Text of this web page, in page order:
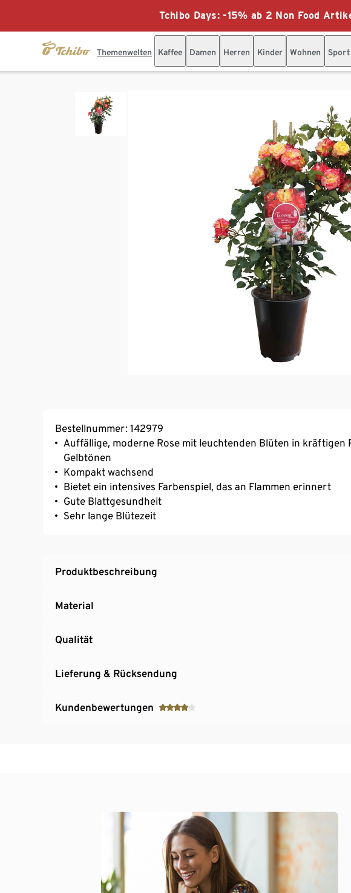
Tchibo Days: -15% ab 2 Non Food
Themenwelten Kaffee Damen Herren Kinder Wohnen Sport
Bestellnummer: 142979
Auffällige, moderne Rose mit leuchtenden Blüten in kräftigen
Gelbtönen
Kompakt wachsend
Bietet ein intensives Farbenspiel, das an Flammen erinnert
Gute Blattgesundheit
Sehr lange Blütezeit
Produktbeschreibung
Material
Qualität
Lieferung & Rücksendung
Kundenbewertungen